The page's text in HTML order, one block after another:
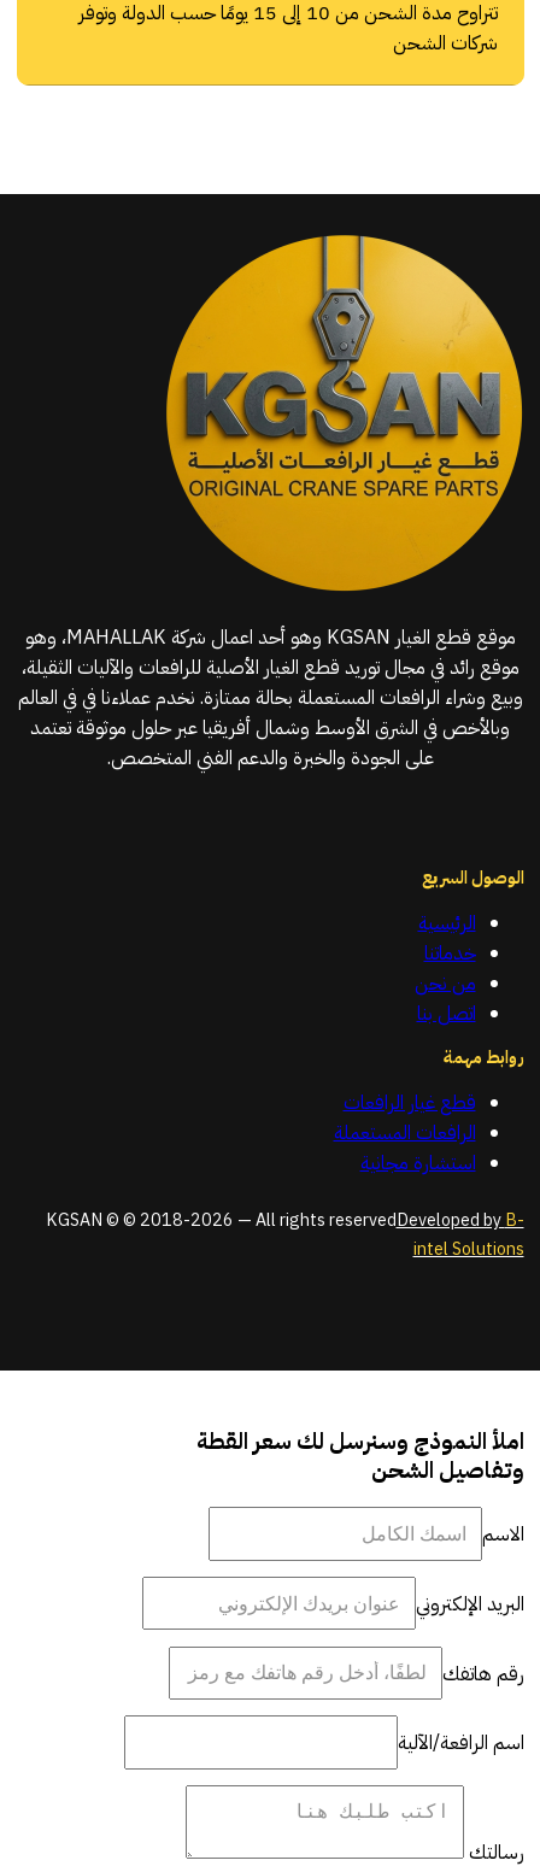
تتراوح مدة الشحن من 10 إلى 15 يومًا حسب الدولة وتوفر
شركات الشحن
موقع قطع الغيار KGSAN وهو أحد اعمال شركة MAHALLAK، وهو
موقع رائد في مجال توريد قطع الغيار الأصلية للرافعات والآليات الثقيلة،
وبيع وشراء الرافعات المستعملة بحالة ممتازة. نخدم عملاءنا في في العالم
وبالأخص في الشرق الأوسط وشمال أفريقيا عبر حلول موثوقة تعتمد
على الجودة والخبرة والدعم الفني المتخصص.
الوصول السريع
الرئيسية
خدماتنا
من نحن
اتصل بنا
روابط مهمة
قطع غيار الرافعات
الرافعات المستعملة
استشارة مجانية
KGSAN © © 2018-2026 — All rights reservedDeveloped byB-
intel Solutions
املأ النموذج وسنرسل لك سعر القطة
وتفاصيل الشحن
الاسم
البريد الإلكتروني
رقم هاتفك
اسم الرافعة/الآلية
رسالتك